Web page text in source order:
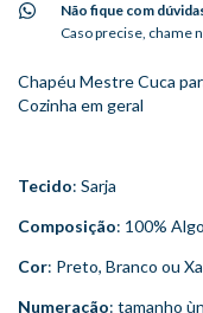
Não fique com
Caso precise, chame
Chapéu Mestre Cuca
Cozinha em geral
Tecido: Sarja
Composição: 100%
Cor: Preto, Branco ou
Numeração: tamanho